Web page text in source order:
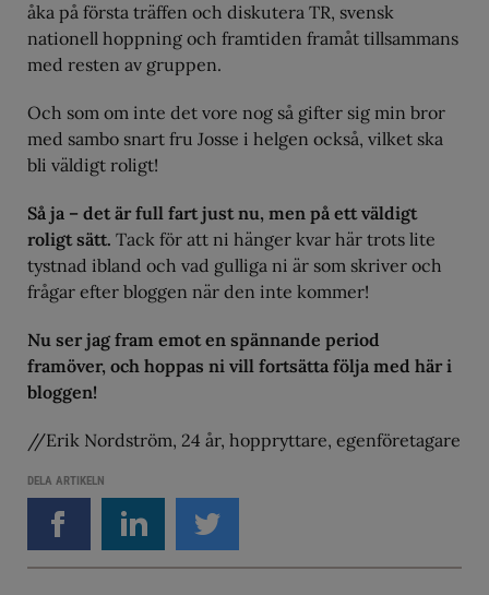
åka på första träffen och diskutera TR, svensk
nationell hoppning och framtiden framåt tillsammans
med resten av gruppen.
Och som om inte det vore nog så gifter sig min bror
med sambo snart fru Josse i helgen också, vilket ska
bli väldigt roligt!
Så ja – det är full fart just nu, men på ett väldigt
roligt sätt. Tack för att ni hänger kvar här trots lite
tystnad ibland och vad gulliga ni är som skriver och
frågar efter bloggen när den inte kommer!
Nu ser jag fram emot en spännande period
framöver, och hoppas ni vill fortsätta följa med här i
bloggen!
//Erik Nordström, 24 år, hoppryttare, egenföretagare
DELA ARTIKELN